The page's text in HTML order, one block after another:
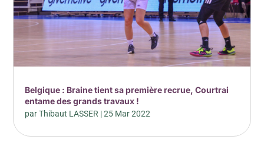
Belgique : Braine tient sa première recrue, Courtrai
entame des grands travaux !
parThibaut LASSER |25 Mar 2022